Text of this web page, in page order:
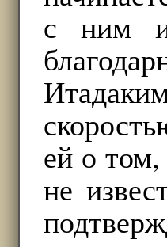
с ним
ей о том,
не